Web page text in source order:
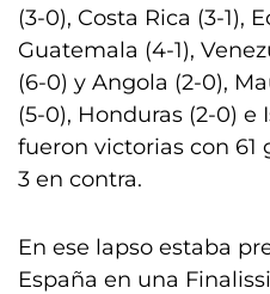
(3-0), Costa Rica (3-1),
Guatemala (4-1),
(6-0) y Angola (2-0),
(5-0), Honduras (2-0) e
fueron victorias con 61
3 en contra.
En ese lapso estaba
España en una